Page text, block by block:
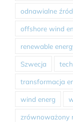
odnawialne
offshore wind
renewable
Szwecja
transformacja
wind energ
zrównoważony